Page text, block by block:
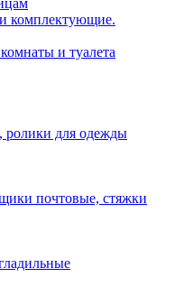
комплектующие.
и туалета
ролики для одежды
почтовые, стяжки